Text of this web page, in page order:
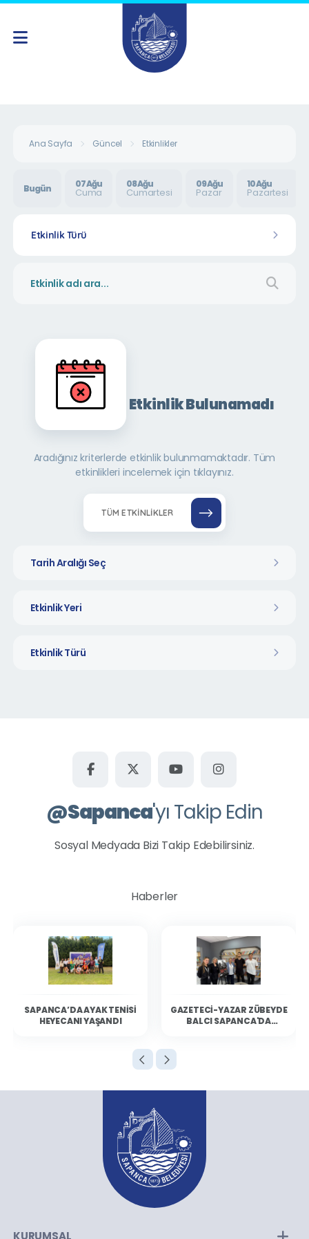
Tarih Aralığı Seç
Etkinlik Yeri
Etkinlik Türü
Ana Sayfa Güncel Etkinlikler
Bugün 07 Ağu
Cuma
08 Ağu
Cumartesi
09 Ağu
Pazar
10 Ağu
Pazartesi
Etkinlik Türü
Etkinlik Bulunamadı
Aradığınız kriterlerde etkinlik bulunmamaktadır. Tüm
etkinlikleri incelemek için tıklayınız.
TÜM ETKINLIKLER
@Sapanca'yı Takip Edin
Sosyal Medyada Bizi Takip Edebilirsiniz.
Haberler
SAPANCA’DA AYAK TENISI
HEYECANI YAŞANDI
GAZETECI-YAZAR ZÜBEYDE
BALCI SAPANCA'DA
KURUMSAL